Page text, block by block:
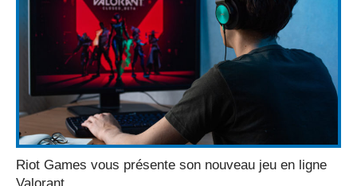
Riot Games vous présente son nouveau jeu en ligne